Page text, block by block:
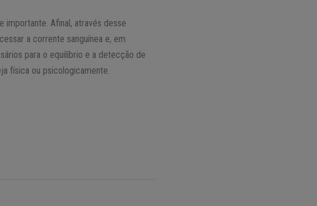
importante. Afinal, através desse
a corrente sanguínea e, em
para o equilíbrio e a detecção de
física ou psicologicamente.